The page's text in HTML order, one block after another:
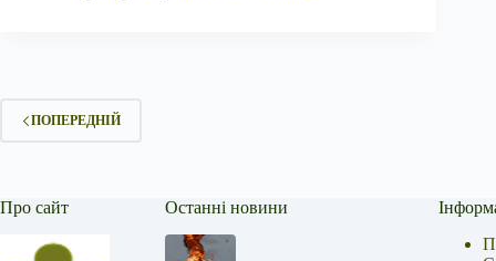
ПОПЕРЕДНІЙ
Про сайт Останні новини